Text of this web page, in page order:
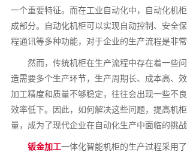
一个重要特征。而在工业自动化中，自动化机
成部分。自动化机柜可以实现自动控制、安全
程通讯等多种功能，对于企业的生产流程是非常
然而，传统机柜在生产流程中存在着一些
造需要多个生产环节，生产周期长、成本高、
加工精度和质量不够稳定，往往会出现一些不
效率低下。因此，如何解决这些问题，提高机
量，成为了现代企业在自动化生产中面临的挑战
钣金加工一体化智能机柜的生产过程采用了